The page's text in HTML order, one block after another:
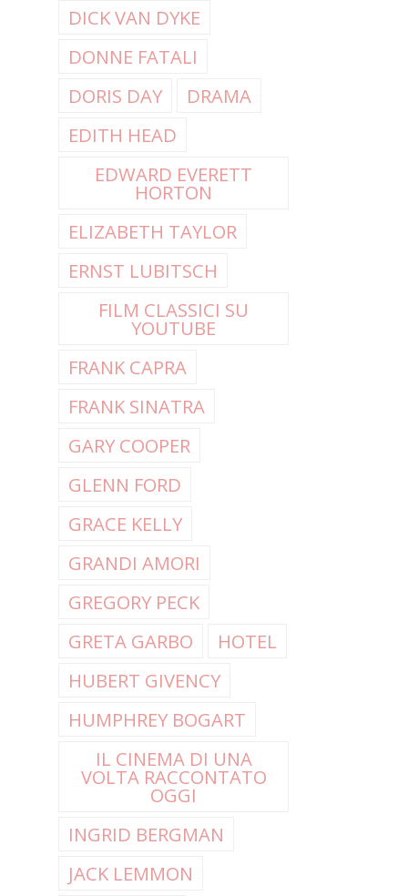
DICK VAN DYKE
DONNE FATALI
DORIS DAY
DRAMA
EDITH HEAD
EDWARD EVERETT
HORTON
ELIZABETH TAYLOR
ERNST LUBITSCH
FILM CLASSICI SU
YOUTUBE
FRANK CAPRA
FRANK SINATRA
GARY COOPER
GLENN FORD
GRACE KELLY
GRANDI AMORI
GREGORY PECK
GRETA GARBO
HOTEL
HUBERT GIVENCY
HUMPHREY BOGART
IL CINEMA DI UNA
VOLTA RACCONTATO
OGGI
INGRID BERGMAN
JACK LEMMON